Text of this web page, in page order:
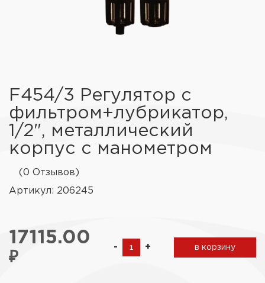
F454/3 Регулятор с
фильтром+лубрикатор,
1/2", металлический
корпус с манометром
(0 Отзывов)
Артикул: 206245
17115.00
₽
- + в корзину